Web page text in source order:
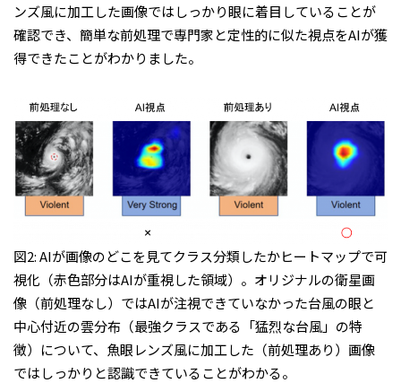
ンズ風に加工した画像ではしっかり眼に着目していることが
確認でき、簡単な前処理で専門家と定性的に似た視点をAIが獲
得できたことがわかりました。
図2: AIが画像のどこを見てクラス分類したかヒートマップで可
視化（赤色部分はAIが重視した領域）。オリジナルの衛星画
像（前処理なし）ではAIが注視できていなかった台風の眼と
中心付近の雲分布（最強クラスである「猛烈な台風」の特
徴）について、魚眼レンズ風に加工した（前処理あり）画像
ではしっかりと認識できていることがわかる。